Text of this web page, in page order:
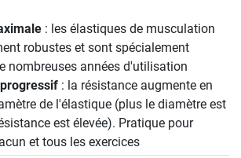
: les élastiques de musculation
robustes et sont spécialement
nombreuses années d'utilisation
: la résistance augmente en
de l'élastique (plus le diamètre est
est élevée). Pratique pour
et tous les exercices